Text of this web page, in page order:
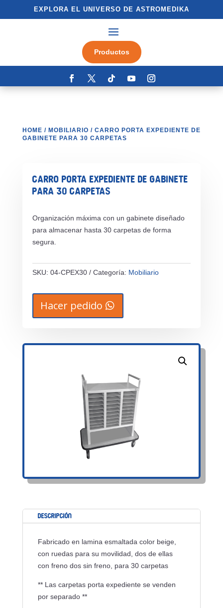
EXPLORA EL UNIVERSO DE ASTROMEDIKA
Productos
HOME / MOBILIARIO / CARRO PORTA EXPEDIENTE DE
GABINETE PARA 30 CARPETAS
CARRO PORTA EXPEDIENTE DE GABINETE
PARA 30 CARPETAS
Organización máxima con un gabinete diseñado
para almacenar hasta 30 carpetas de forma
segura.
SKU: 04-CPEX30 Categoría: Mobiliario
Hacer pedido
Descripción
Fabricado en lamina esmaltada color beige,
con ruedas para su movilidad, dos de ellas
con freno dos sin freno, para 30 carpetas
** Las carpetas porta expediente se venden
por separado **